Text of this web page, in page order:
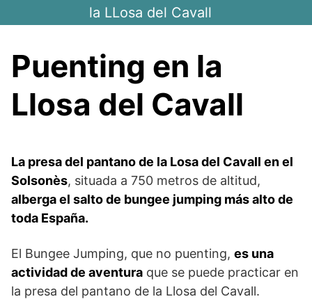
al
la LLosa del Cavall
Puenting en la
Llosa del Cavall
La presa del pantano de la Losa del Cavall en el
Solsonès, situada a 750 metros de altitud,
alberga el salto de bungee jumping más alto de
toda España.
El Bungee Jumping, que no puenting, es una
actividad de aventura que se puede practicar en
la presa del pantano de la Llosa del Cavall.